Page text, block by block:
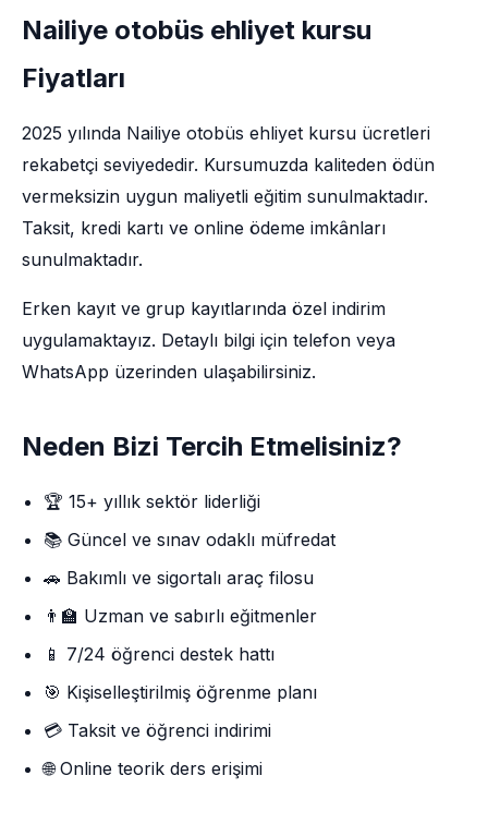
Nailiye otobüs ehliyet kursu
Fiyatları
2025 yılında Nailiye otobüs ehliyet kursu ücretleri
rekabetçi seviyededir. Kursumuzda kaliteden ödün
vermeksizin uygun maliyetli eğitim sunulmaktadır.
Taksit, kredi kartı ve online ödeme imkânları
sunulmaktadır.
Erken kayıt ve grup kayıtlarında özel indirim
uygulamaktayız. Detaylı bilgi için telefon veya
WhatsApp üzerinden ulaşabilirsiniz.
Neden Bizi Tercih Etmelisiniz?
🏆 15+ yıllık sektör liderliği
📚 Güncel ve sınav odaklı müfredat
🚗 Bakımlı ve sigortalı araç filosu
👨‍🏫 Uzman ve sabırlı eğitmenler
📱 7/24 öğrenci destek hattı
🎯 Kişiselleştirilmiş öğrenme planı
💳 Taksit ve öğrenci indirimi
🌐 Online teorik ders erişimi